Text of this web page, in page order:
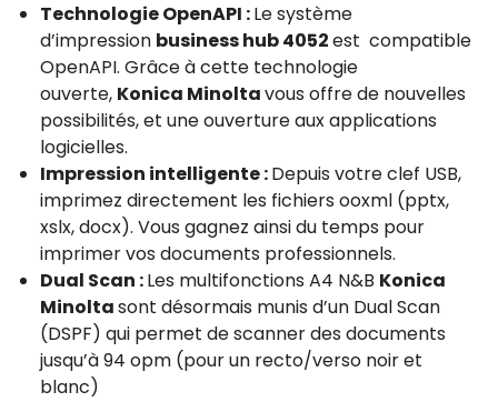
TechnologieOpenAPI :Le système
d’impression business hub 4052est compatible
OpenAPI. Grâce à cette technologie
ouverte, Konica Minoltavous offre de nouvelles
possibilités, et une ouverture aux applications
logicielles.
Impression intelligente :Depuis votre clef USB,
imprimez directement les fichiers ooxml (pptx,
xslx, docx). Vous gagnez ainsi du temps pour
imprimer vos documents professionnels.
Dual Scan :Les multifonctions A4 N&B Konica
Minoltasont désormais munis d’un Dual Scan
(DSPF) qui permet de scanner des documents
jusqu’à 94 opm (pour un recto/verso noir et
blanc)